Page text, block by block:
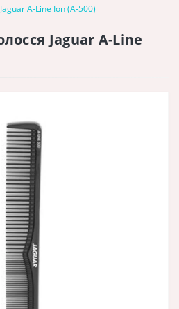
A-Line Ion (A-500)
Jaguar A-Line